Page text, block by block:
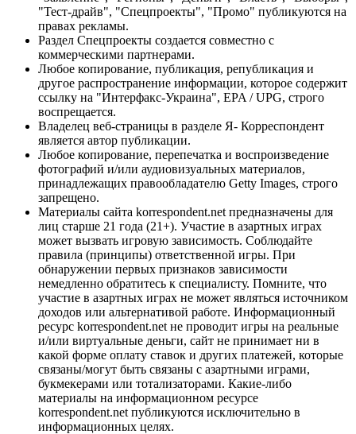
"Тест-драйв", "Спецпроекты", "Промо" публикуются на
правах рекламы.
Раздел Спецпроекты создается совместно с
коммерческими партнерами.
Любое копирование, публикация, републикация и
другое распространение информации, которое содержит
ссылку на "Интерфакс-Украина", EPA / UPG, строго
воспрещается.
Владелец веб-страницы в разделе Я- Корреспондент
является автор публикации.
Любое копирование, перепечатка и воспроизведение
фотографий и/или аудиовизуальных материалов,
принадлежащих правообладателю Getty Images, строго
запрещено.
Материалы сайта korrespondent.net предназначены для
лиц старше 21 года (21+). Участие в азартных играх
может вызвать игровую зависимость. Соблюдайте
правила (принципы) ответственной игры. При
обнаружении первых признаков зависимости
немедленно обратитесь к специалисту. Помните, что
участие в азартных играх не может являться источником
доходов или альтернативой работе. Информационный
ресурс korrespondent.net не проводит игры на реальные
и/или виртуальные деньги, сайт не принимает ни в
какой форме оплату ставок и других платежей, которые
связаны/могут быть связаны с азартными играми,
букмекерами или тотализаторами. Какие-либо
материалы на информационном ресурсе
korrespondent.net публикуются исключительно в
информационных целях.